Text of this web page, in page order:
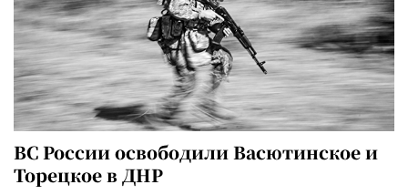
ВС России освободили Васютинское и
Торецкое в ДНР